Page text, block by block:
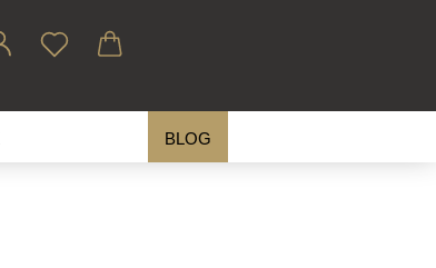
BLOG